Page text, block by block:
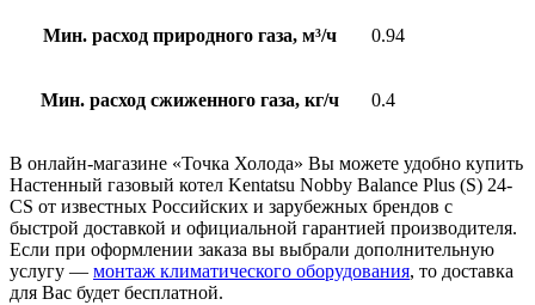
Мин. расход природного газа, м³/ч 0.94
Мин. расход сжиженного газа, кг/ч 0.4
В онлайн-магазине «Точка Холода» Вы можете удобно купить
Настенный газовый котел Kentatsu Nobby Balance Plus (S) 24-
CS от известных Российских и зарубежных брендов с
быстрой доставкой и официальной гарантией производителя.
Если при оформлении заказа вы выбрали дополнительную
услугу — монтаж климатического оборудования, то доставка
для Вас будет бесплатной.